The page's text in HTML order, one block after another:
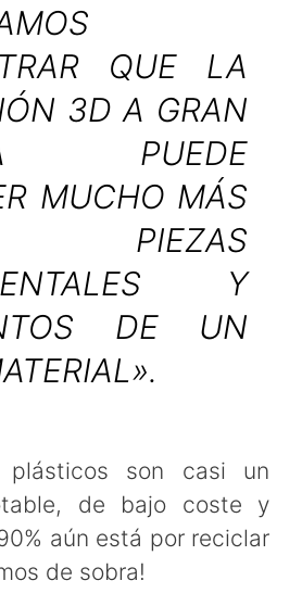
QUE LA
3D A GRAN
PUEDE
MUCHO MÁS
PIEZAS
Y
DE UN
.
plásticos son casi un
de bajo coste y
aún está por reciclar
de sobra!